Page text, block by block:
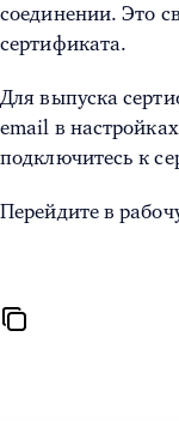
соединении. Это
сертификата.
Для выпуска
email в настройках
подключитесь к
Перейдите в